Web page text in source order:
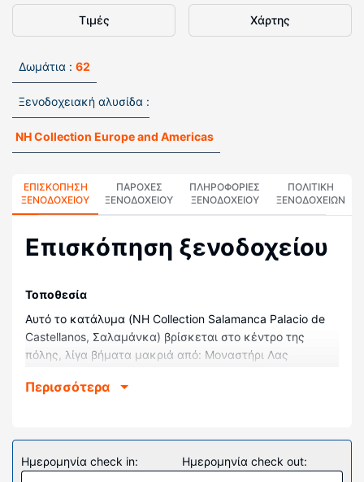
Τιμές Χάρτης
Δωμάτια : 62
Ξενοδοχειακή αλυσίδα :
NH Collection Europe and Americas
ΕΠΙΣΚΌΠΗΣΗ
ΞΕΝΟΔΟΧΕΊΟΥ
ΠΑΡΟΧΕΣ
ΞΕΝΟΔΟΧΕΙΟΥ
ΠΛΗΡΟΦΟΡΊΕΣ
ΞΕΝΟΔΟΧΕΊΟΥ
ΠΟΛΙΤΙΚΗ
ΞΕΝΟΔΟΧΕΊΩΝ
Επισκόπηση ξενοδοχείου
Τοποθεσία
Αυτό το κατάλυμα (NH Collection Salamanca Palacio de
Castellanos, Σαλαμάνκα) βρίσκεται στο κέντρο της
πόλης, λίγα βήματα μακριά από: Μοναστήρι Λας
απέχει 0,1 χλμ. από: Νέος Καθεδρικός της Σαλαμάνκα
Νιώστε σαν στο σπίτι σας σε ένα από τα 62
κλιματιζόμενα δωμάτια, όπου θα βρείτε την εξής
Περισσότερα
Ημερομηνία check in: Ημερομηνία check out: